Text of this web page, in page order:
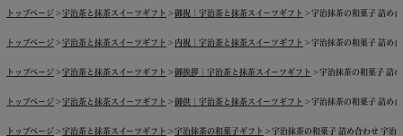
トップページ 宇治茶と抹茶スイーツギフト 御祝｜宇治茶と抹茶スイーツギフト 宇治抹茶の和菓子 詰め
トップページ 宇治茶と抹茶スイーツギフト 内祝｜宇治茶と抹茶スイーツギフト 宇治抹茶の和菓子 詰め
トップページ 宇治茶と抹茶スイーツギフト 御挨拶｜宇治茶と抹茶スイーツギフト 宇治抹茶の和菓子 詰
トップページ 宇治茶と抹茶スイーツギフト 御供｜宇治茶と抹茶スイーツギフト 宇治抹茶の和菓子 詰め
トップページ 宇治茶と抹茶スイーツギフト 宇治抹茶の和菓子ギフト 宇治抹茶の和菓子 詰め合わせ 宇治